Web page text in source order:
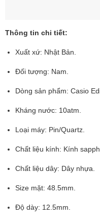
Thông tin chi tiết:
Xuất xứ: Nhật Bản.
Đối tượng: Nam.
Dòng sản phẩm: Casio
Kháng nước: 10atm.
Loại máy: Pin/Quartz.
Chất liệu kính: Kính
Chất liệu dây: Dây nhựa.
Size mặt: 48.5mm.
Độ dày: 12.5mm.